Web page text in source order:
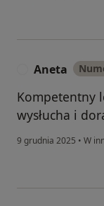
Aneta
Kompetentny
wysłucha i
9 grudnia 2025 • W